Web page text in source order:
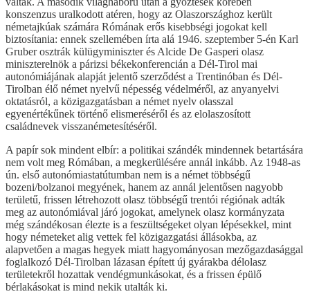
konszenzus uralkodott atéren, hogy az Olaszországhoz került
németajkúak számára Rómának erős kisebbségi jogokat kell
biztosítania: ennek szellemében írta alá 1946. szeptember 5-én Karl
Gruber osztrák külügyminiszter és Alcide De Gasperi olasz
miniszterelnök a párizsi békekonferencián a Dél-Tirol mai
autonómiájának alapját jelentő szerződést a Trentinóban és Dél-
Tirolban élő német nyelvű népesség védelméről, az anyanyelvi
oktatásról, a közigazgatásban a német nyelv olasszal
egyenértékűnek történő elismeréséről és az elolaszosított
családnevek visszanémetesítéséről.
A papír sok mindent elbír: a politikai szándék mindennek betartására
nem volt meg Rómában, a megkerülésére annál inkább. Az 1948-as
ún. első autonómiastatútumban nem is a német többségű
bozeni/bolzanoi megyének, hanem az annál jelentősen nagyobb
területű, frissen létrehozott olasz többségű trentói régiónak adták
meg az autonómiával járó jogokat, amelynek olasz kormányzata
még szándékosan élezte is a feszültségeket olyan lépésekkel, mint
hogy németeket alig vettek fel közigazgatási állásokba, az
alapvetően a magas hegyek miatt hagyományosan mezőgazdasággal
foglalkozó Dél-Tirolban lázasan épített új gyárakba délolasz
területekről hozattak vendégmunkásokat, és a frissen épülő
bérlakásokat is mind nekik utalták ki.